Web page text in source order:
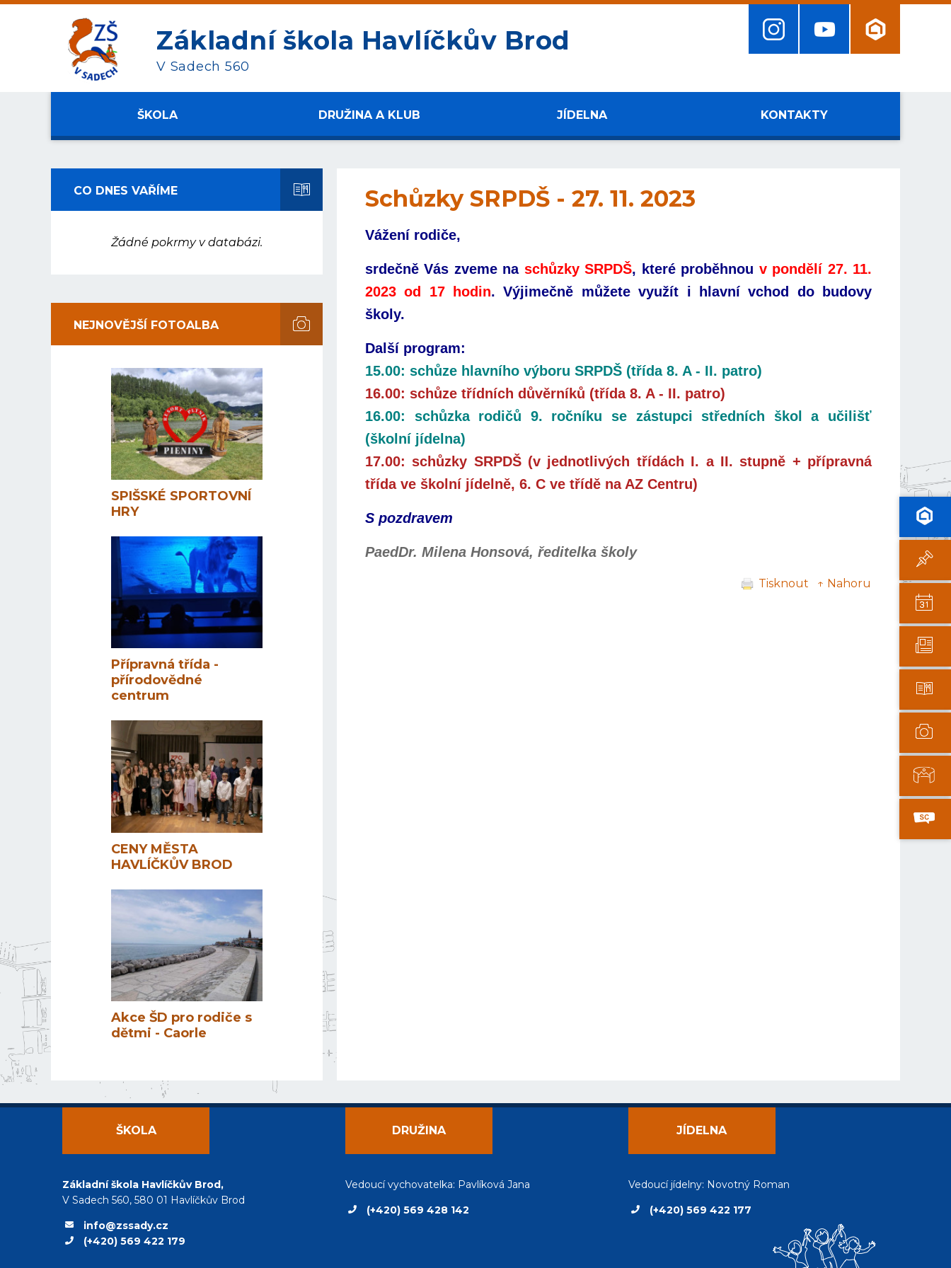
Základní škola Havlíčkův Brod
V Sadech 560
ŠKOLA DRUŽINA A KLUB JÍDELNA KONTAKTY
Schůzky SRPDŠ - 27. 11. 2023
Vážení rodiče,
srdečně Vás zveme na schůzky SRPDŠ, které proběhnou v pondělí 27. 11.
2023 od 17 hodin. Výjimečně můžete využít i hlavní vchod do budovy
školy.
Další program:
15.00: schůze hlavního výboru SRPDŠ (třída 8. A - II. patro)
16.00: schůze třídních důvěrníků (třída 8. A - II. patro)
16.00: schůzka rodičů 9. ročníku se zástupci středních škol a učilišť
(školní jídelna)
17.00: schůzky SRPDŠ (v jednotlivých třídách I. a II. stupně + přípravná
třída ve školní jídelně, 6. C ve třídě na AZ Centru)
S pozdravem
PaedDr. Milena Honsová, ředitelka školy
Tisknout ↑ Nahoru
CO DNES VAŘÍME
Žádné pokrmy v databázi.
NEJNOVĚJŠÍ FOTOALBA
SPIŠSKÉ SPORTOVNÍ
HRY
Přípravná třída -
přírodovědné
centrum
CENY MĚSTA
HAVLÍČKŮV BROD
Akce ŠD pro rodiče s
dětmi - Caorle
ŠKOLA
Základní škola Havlíčkův Brod,
V Sadech 560, 580 01 Havlíčkův Brod
info@zssady.cz
(+420) 569 422 179
DRUŽINA
Vedoucí vychovatelka: Pavlíková Jana
(+420) 569 428 142
JÍDELNA
Vedoucí jídelny: Novotný Roman
(+420) 569 422 177